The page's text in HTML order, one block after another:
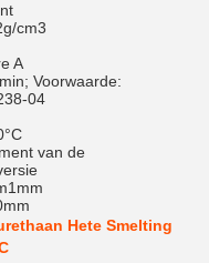
cm3
A
Voorwaarde:
04
van de
Hete Smelting